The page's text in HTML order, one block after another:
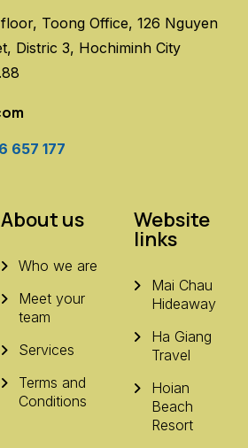
Toong Office, 126 Nguyen
Distric 3, Hochiminh City
657 177
About us
Who we are
Meet your
team
Services
Terms and
Conditions
Website
links
Mai Chau
Hideaway
Ha Giang
Travel
Hoian
Beach
Resort